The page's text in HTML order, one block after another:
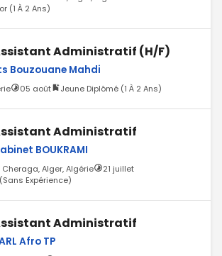
(1 À 2 Ans)
Administratif (H/F)
Bouzouane Mahdi
05 août Jeune Diplômé (1 À 2 Ans)
Administratif
BOUKRAMI
Alger, Algérie
21 juillet
Expérience)
Administratif
Afro TP